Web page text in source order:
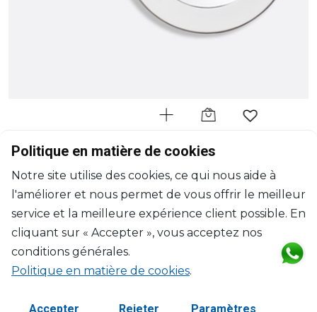
BERNARDAUD
Assiette creuse à aile
D: 22.5cm
$91
Politique en matière de cookies
Notre site utilise des cookies, ce qui nous aide à
l'améliorer et nous permet de vous offrir le meilleur
service et la meilleure expérience client possible. En
cliquant sur « Accepter », vous acceptez nos
conditions générales.
Politique en matière de cookies.
Accepter Rejeter Paramètres